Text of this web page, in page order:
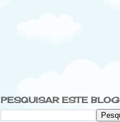
PESQUISAR ESTE BLOG